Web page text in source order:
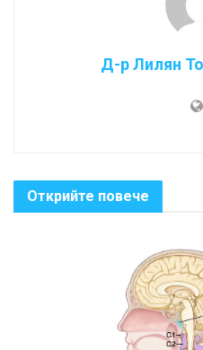
Д-р Лилян
Открийте повече